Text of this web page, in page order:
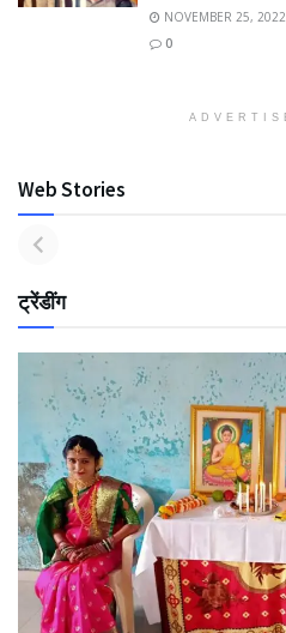
NOVEMBER 25,
0
Web Stories
ट्रेंडींग